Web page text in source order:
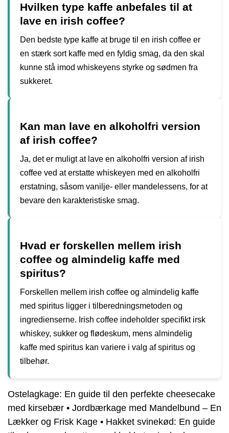
Hvilken type kaffe anbefales til at
lave en irish coffee?
Den bedste type kaffe at bruge til en irish coffee er
en stærk sort kaffe med en fyldig smag, da den skal
kunne stå imod whiskeyens styrke og sødmen fra
sukkeret.
Kan man lave en alkoholfri version
af irish coffee?
Ja, det er muligt at lave en alkoholfri version af irish
coffee ved at erstatte whiskeyen med en alkoholfri
erstatning, såsom vanilje- eller mandelessens, for at
bevare den karakteristiske smag.
Hvad er forskellen mellem irish
coffee og almindelig kaffe med
spiritus?
Forskellen mellem irish coffee og almindelig kaffe
med spiritus ligger i tilberedningsmetoden og
ingredienserne. Irish coffee indeholder specifikt irsk
whiskey, sukker og flødeskum, mens almindelig
kaffe med spiritus kan variere i valg af spiritus og
tilbehør.
Ostelagkage: En guide til den perfekte cheesecake
med kirsebær • Jordbærkage med Mandelbund – En
Lækker og Frisk Kage • Hakket svinekød: En guide